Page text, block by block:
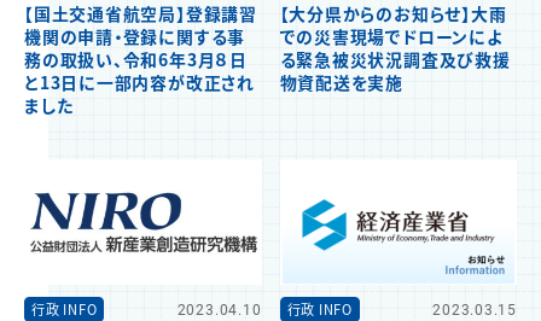
【国土交通省航空局】登録講習
機関の申請・登録に関する事
務の取扱い、令和6年3月８日
と13日に一部内容が改正され
ました
【大分県からのお知らせ】大雨
での災害現場でドローンによ
る緊急被災状況調査及び救援
物資配送を実施
行政 INFO 2023.04.10 行政 INFO 2023.03.15